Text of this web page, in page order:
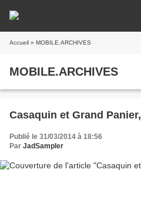
Accueil » MOBILE.ARCHIVES
MOBILE.ARCHIVES
Casaquin et Grand Panier,
Publié le 31/03/2014 à 18:56
Par JadSampler